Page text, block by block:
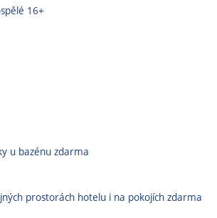
16+
u bazénu zdarma
prostorách hotelu i na pokojích zdarma